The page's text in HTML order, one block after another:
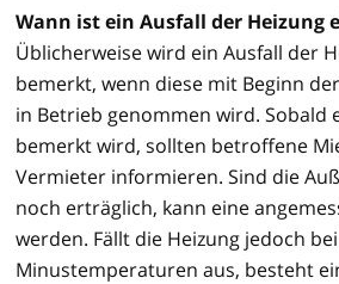
Wann ist ein Ausfall der Heizung
Üblicherweise wird ein Ausfall der
bemerkt, wenn diese mit Beginn
in Betrieb genommen wird. Sobald
bemerkt wird, sollten betroffene
Vermieter informieren. Sind die
noch erträglich, kann eine
werden. Fällt die Heizung jedoch bei
Minustemperaturen aus, besteht